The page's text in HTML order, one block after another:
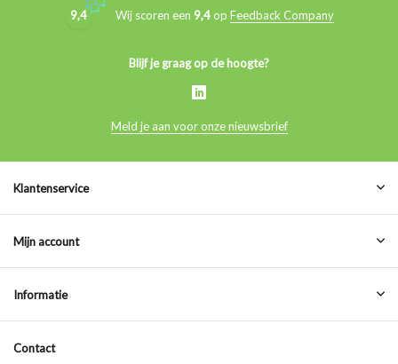
9,4 Wij scoren een 9,4op Feedback Company
Blijf je graag op de hoogte?
Meld je aan voor onze nieuwsbrief
Klantenservice
Mijn account
Informatie
Contact